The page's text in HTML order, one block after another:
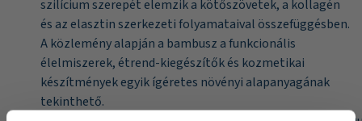
szilícium szerepét elemzik a kötőszövetek, a kollagén
és az elasztin szerkezeti folyamataival összefüggésben.
A közlemény alapján a bambusz a funkcionális
élelmiszerek, étrend-kiegészítők és kozmetikai
készítmények egyik ígéretes növényi alapanyagának
tekinthető.